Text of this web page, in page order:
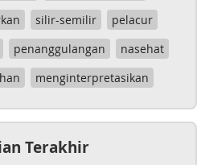
silir-semilir
pelacur
penanggulangan
nasehat
menginterpretasikan
Terakhir